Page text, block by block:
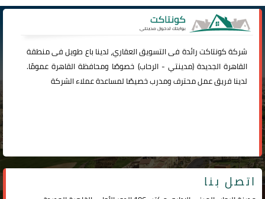
شركةكونتاكترائدة فى التسويق العقاري، لدينا باع طويل فى منطقة
القاهرة الجديدة (مدينتي -الرحاب) خصوصًا ومحافظة القاهرة عمومًا.
لدينا فريق عمل محترف ومدرب خصيصًا لمساعدة عملاء الشركة
اتصل بنا